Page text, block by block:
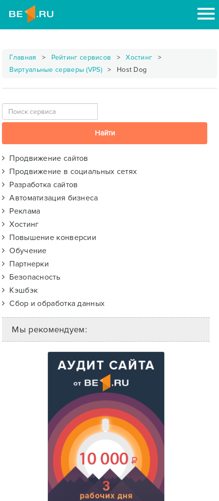
Главная Рейтинг сервисов
Хостинг
Виртуальные серверы (VPS)
Host Dog
Продвижение сайтов
Продвижение в социальных сетях
Разработка сайтов
Автоматизация бизнеса
Реклама
Хостинг
Повышение конверсии
Обучение
Партнерки
Безопасность
Кэшбэк
Сбор и обработка данных
Мы рекомендуем: